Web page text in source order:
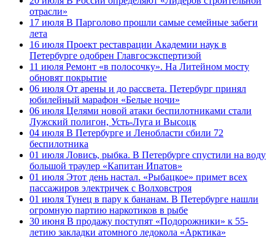
отрасли»
17 июля В Парголово прошли самые семейные забеги
лета
16 июля Проект реставрации Академии наук в
Петербурге одобрен Главгосэкспертизой
11 июля Ремонт «в полосочку». На Литейном мосту
обновят покрытие
06 июля От арены и до рассвета. Петербург принял
юбилейный марафон «Белые ночи»
06 июля Целями новой атаки беспилотниками стали
Лужский полигон, Усть-Луга и Высоцк
04 июля В Петербурге и Ленобласти сбили 72
беспилотника
01 июля Ловись, рыбка. В Петербурге спустили на воду
большой траулер «Капитан Ипатов»
01 июля Этот день настал. «Рыбацкое» примет всех
пассажиров электричек с Волховстроя
01 июля Тунец в пару к бананам. В Петербурге нашли
огромную партию наркотиков в рыбе
30 июня В продажу поступят «Подорожники» к 55-
летию закладки атомного ледокола «Арктика»